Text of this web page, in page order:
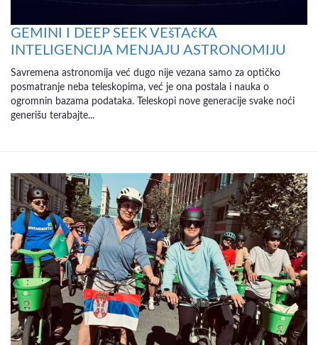
GEMINI I DEEP SEEK VEšTAčKA
INTELIGENCIJA MENJAJU ASTRONOMIJU
Savremena astronomija već dugo nije vezana samo za optičko
posmatranje neba teleskopima, već je ona postala i nauka o
ogromnin bazama podataka. Teleskopi nove generacije svake noći
generišu terabajte...